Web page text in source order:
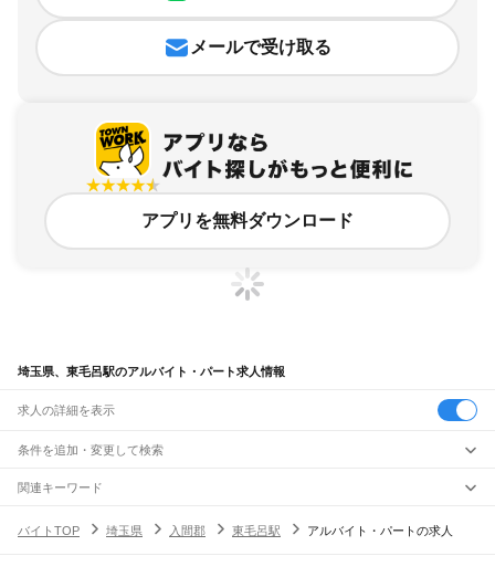
メールで受け取る
アプリを無料ダウンロード
埼玉県、東毛呂駅のアルバイト・パート求人情報
求人の詳細を表示
条件を追加・変更して検索
市区町村を追加・変更
埼玉県すべて
駅を追加・変更
関連キーワード
バイトTOP
埼玉県 入間郡 東毛呂駅 アルバイト・パートの求人